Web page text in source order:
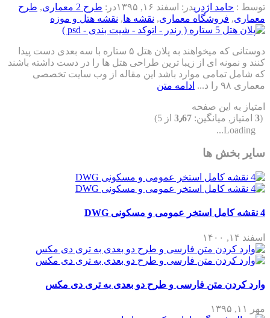
توسط : حامد اژدریدر: اسفند ۱۶, ۱۳۹۵ در: طرح 2 معماری , طرح
معماری, فروشگاه معماری, نقشه ها, نقشه هتل و موزه
دوستانی که میخواهند به پلان هتل ۵ ستاره با سه بعدی دست پیدا
کنند و نمونه ای از زیبا ترین طراحی هتل ها را در دست داشته باشند
که شامل تمامی موارد باشد این مقاله از وب سایت تخصصی
معماری ۹۸ را د...
ادامه متن
امتیاز به این صفحه
(
3 امتیاز, میانگین: 3٫67 از 5)
Loading...
سایر بخش ها
4 نقشه کامل استخر عمومی و مسکونی DWG
اسفند ۱۴, ۱۴۰۰
وارد کردن متن فارسی و طرح دو بعدی به تری دی مکس
مهر ۱۱, ۱۳۹۵